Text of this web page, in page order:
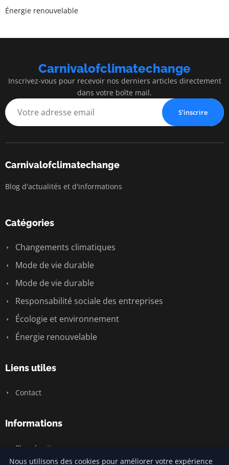
Énergie renouvelable
Carnivalofclimatechange
Inscrivez-vous pour recevoir nos derniers articles directement
dans votre boîte mail.
S'inscrire
Carnivalofclimatechange
Blog d'actualités et d'informations
Catégories
Changements climatiques
Mode de vie durable
Mode de vie durable
Responsabilité sociale des entreprises
Écologie et environnement
Énergie renouvelable
Liens utiles
Contact
Informations
Plan du site
Nous utilisons des cookies pour améliorer votre expérience